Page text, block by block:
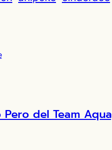
del Team